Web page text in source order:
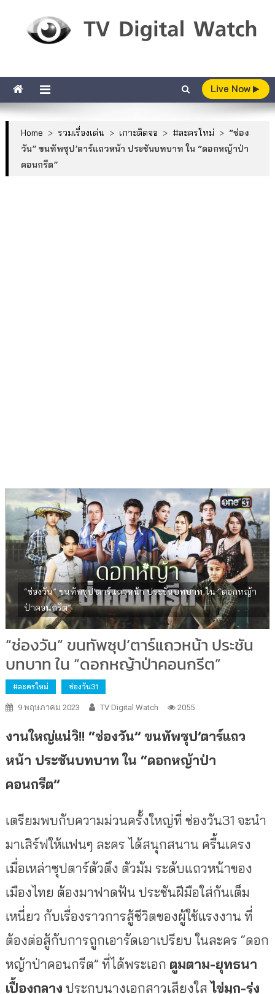
Live Now
Home > รวมเรื่องเด่น > เกาะติดจอ > #ละครใหม่ > “ช่อง
วัน” ขนทัพซุป’ตาร์แถวหน้า ประชันบทบาท ใน “ดอกหญ้าป่า
คอนกรีต”
“ช่องวัน” ขนทัพซุป’ตาร์แถวหน้า ประชันบทบาท ใน “ดอกหญ้า
ป่าคอนกรีต”
“ช่องวัน” ขนทัพซุป’ตาร์แถวหน้า ประชัน
บทบาท ใน “ดอกหญ้าป่าคอนกรีต”
#ละครใหม่ ช่องวัน31
9 พฤษภาคม 2023 TV Digital Watch 2055
งานใหญ่แน่วิ!! “ช่องวัน” ขนทัพซุป’ตาร์แถว
หน้า ประชันบทบาท ใน “ดอกหญ้าป่า
คอนกรีต”
เตรียมพบกับความม่วนครั้งใหญ่ที่ ช่องวัน31 จะนำ
มาเสิร์ฟให้แฟนๆ ละคร ได้สนุกสนาน ครื้นเครง
เมื่อเหล่าซุปตาร์ตัวตึง ตัวมัม ระดับแถวหน้าของ
เมืองไทย ต้องมาฟาดฟัน ประชันฝีมือใส่กันเต็ม
เหนี่ยว กับเรื่องราวการสู้ชีวิตของผู้ใช้แรงงาน ที่
ต้องต่อสู้กับการถูกเอารัดเอาเปรียบ ในละคร “ดอก
หญ้าป่าคอนกรีต” ที่ได้พระเอก ตูมตาม-ยุทธนา
เปื้องกลาง ประกบนางเอกสาวเสียงใส ไข่มุก-รุ่ง